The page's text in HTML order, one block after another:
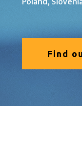
Find